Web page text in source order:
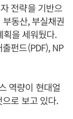
전략을 기반으
동산, 부실채권
획을 세워뒀다.
펀드(PDF), NP
역량이 현대얼
로 보고 있다.